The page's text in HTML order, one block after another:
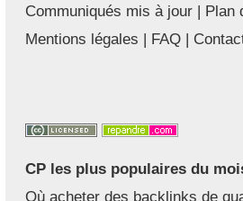
Communiqués mis à jour | Plan
Mentions légales | FAQ |
CP les plus populaires du
Où acheter des backlinks de